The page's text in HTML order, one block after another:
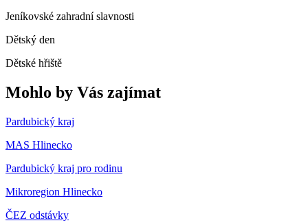
Jeníkovské zahradní slavnosti
Dětský den
Dětské hřiště
Mohlo by Vás zajímat
Pardubický kraj
MAS Hlinecko
Pardubický kraj pro rodinu
Mikroregion Hlinecko
ČEZ odstávky